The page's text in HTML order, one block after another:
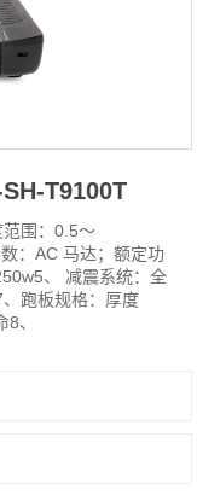
T9100T
围：0.5～
：AC 马达；额定功
、 减震系统：全
跑板规格：厚度
、